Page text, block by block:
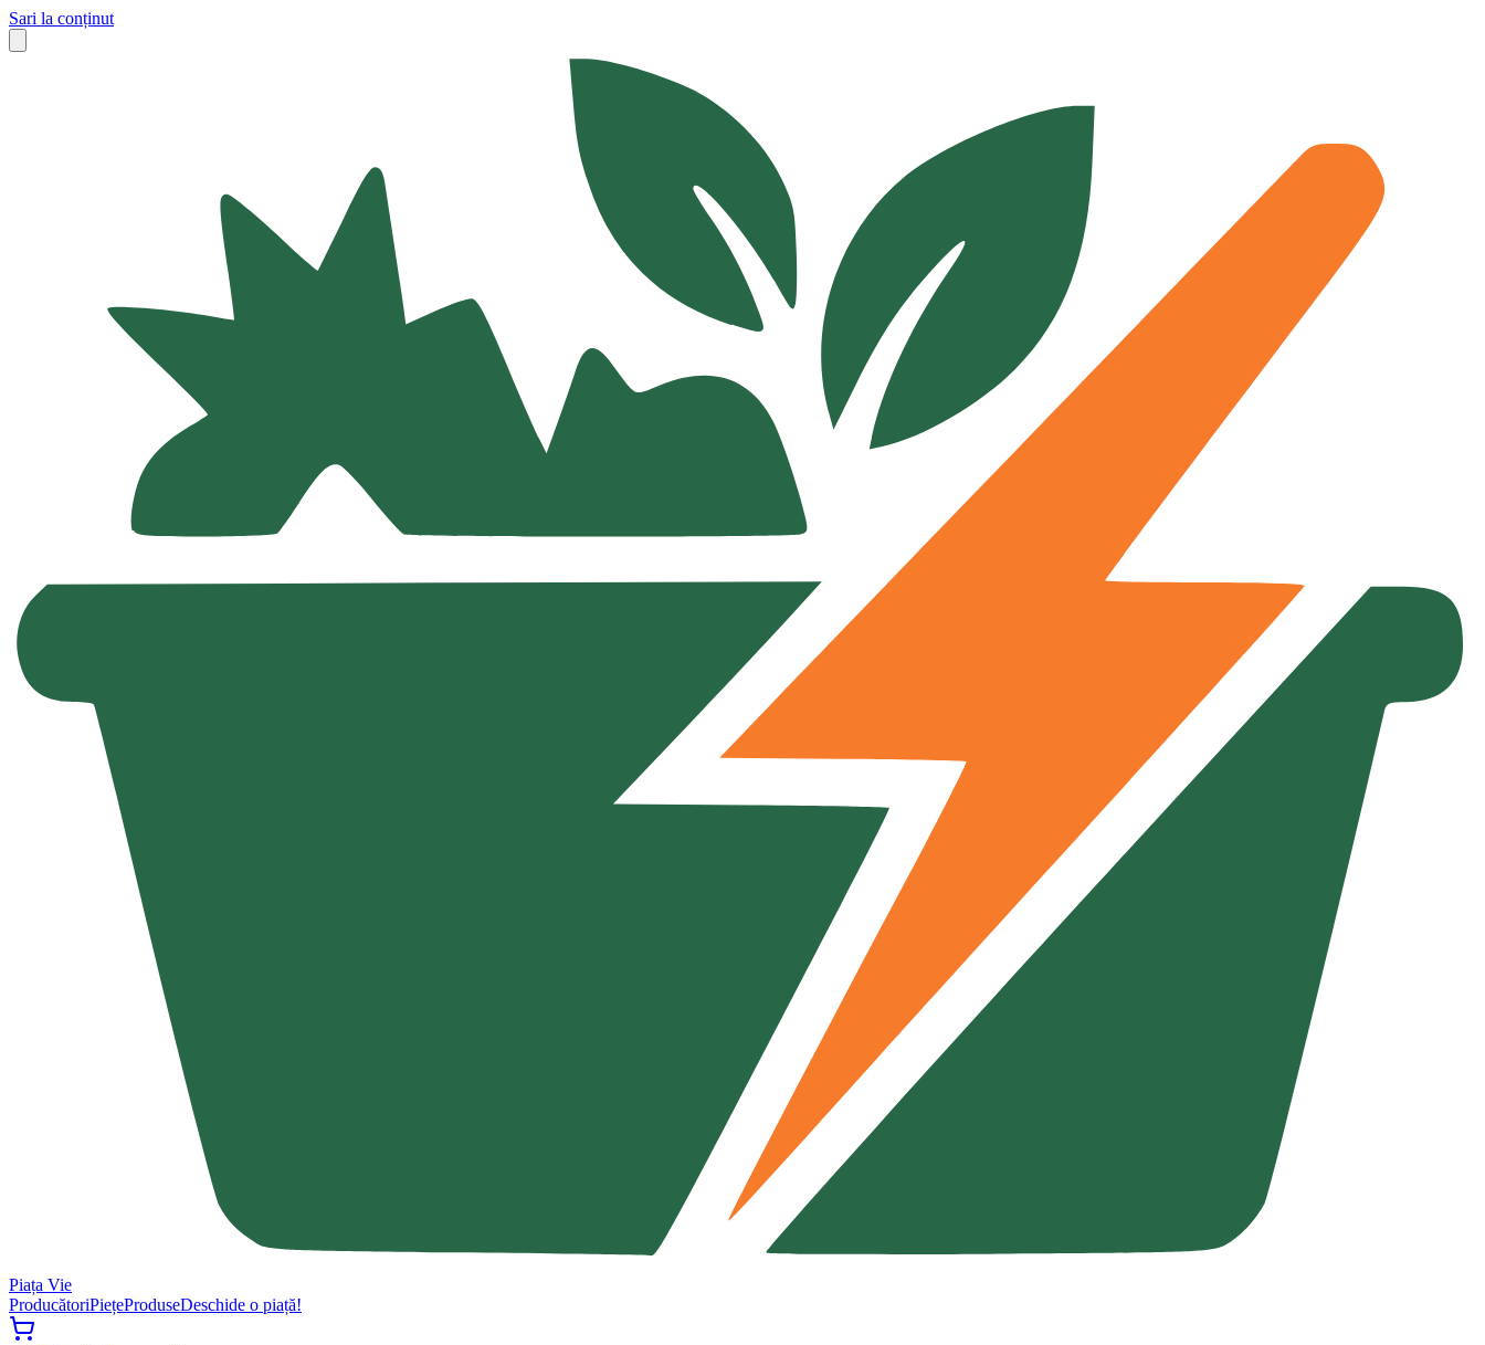
Sari la conținut
Piața Vie
ProducătoriPiețeProduseDeschide o piață!